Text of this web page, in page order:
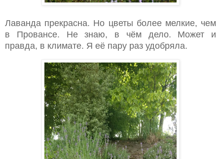
Лаванда прекрасна. Но цветы более мелкие, чем
в Провансе. Не знаю, в чём дело. Может и
правда, в климате. Я её пару раз удобряла.